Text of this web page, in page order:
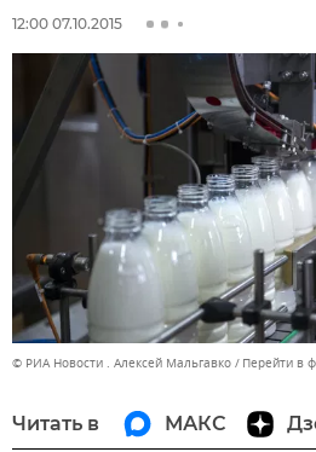
12:00 07.10.2015
© РИА Новости . Алексей Мальгавко Перейти в
Читать в МАКС